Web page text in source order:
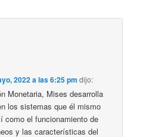
2022 a las 6:25 pm dijo:
Monetaria, Mises desarrolla
los sistemas que él mismo
como el funcionamiento de
y las características del